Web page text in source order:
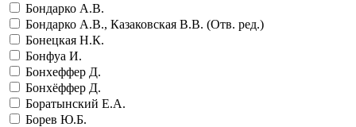
Бондарко А.В.
Бондарко А.В., Казаковская В.В. (Отв. ред.)
Бонецкая Н.К.
Бонфуа И.
Бонхеффер Д.
Бонхёффер Д.
Боратынский Е.А.
Борев Ю.Б.